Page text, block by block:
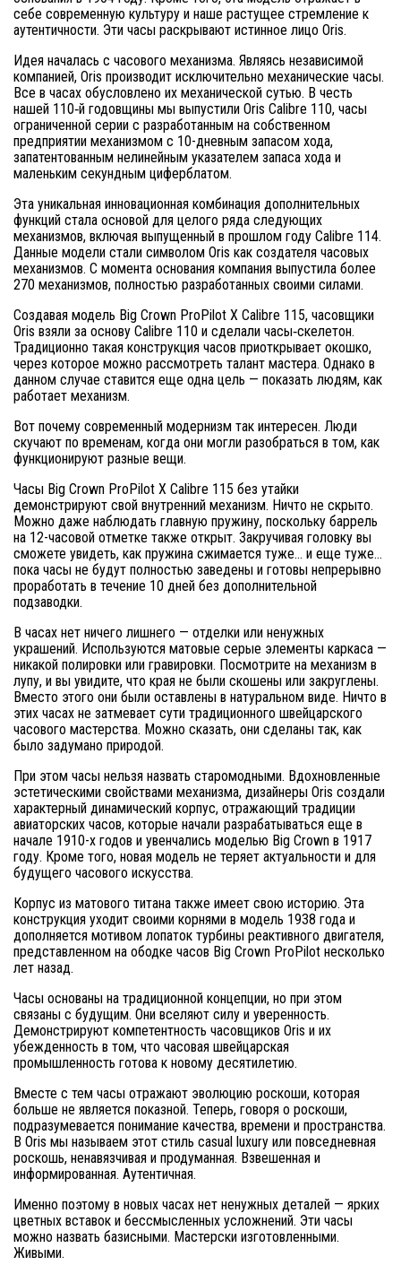
себе современную культуру и наше растущее стремление к
аутентичности. Эти часы раскрывают истинное лицо Oris.
Идея началась с часового механизма. Являясь независимой
компанией, Oris производит исключительно механические часы.
Все в часах обусловлено их механической сутью. В честь
нашей 110‑й годовщины мы выпустили Oris Calibre 110, часы
ограниченной серии с разработанным на собственном
предприятии механизмом с 10-дневным запасом хода,
запатентованным нелинейным указателем запаса хода и
маленьким секундным циферблатом.
Эта уникальная инновационная комбинация дополнительных
функций стала основой для целого ряда следующих
механизмов, включая выпущенный в прошлом году Calibre 114.
Данные модели стали символом Oris как создателя часовых
механизмов. С момента основания компания выпустила более
270 механизмов, полностью разработанных своими силами.
Создавая модель Big Crown ProPilot X Calibre 115, часовщики
Oris взяли за основу Calibre 110 и сделали часы‑скелетон.
Традиционно такая конструкция часов приоткрывает окошко,
через которое можно рассмотреть талант мастера. Однако в
данном случае ставится еще одна цель — показать людям, как
работает механизм.
Вот почему современный модернизм так интересен. Люди
скучают по временам, когда они могли разобраться в том, как
функционируют разные вещи.
Часы Big Crown ProPilot X Calibre 115 без утайки
демонстрируют свой внутренний механизм. Ничто не скрыто.
Можно даже наблюдать главную пружину, поскольку баррель
на 12-часовой отметке также открыт. Закручивая головку вы
сможете увидеть, как пружина сжимается туже… и еще туже…
пока часы не будут полностью заведены и готовы непрерывно
проработать в течение 10 дней без дополнительной
подзаводки.
В часах нет ничего лишнего — отделки или ненужных
украшений. Используются матовые серые элементы каркаса —
никакой полировки или гравировки. Посмотрите на механизм в
лупу, и вы увидите, что края не были скошены или закруглены.
Вместо этого они были оставлены в натуральном виде. Ничто в
этих часах не затмевает сути традиционного швейцарского
часового мастерства. Можно сказать, они сделаны так, как
было задумано природой.
При этом часы нельзя назвать старомодными. Вдохновленные
эстетическими свойствами механизма, дизайнеры Oris создали
характерный динамический корпус, отражающий традиции
авиаторских часов, которые начали разрабатываться еще в
начале 1910-х годов и увенчались моделью Big Crown в 1917
году. Кроме того, новая модель не теряет актуальности и для
будущего часового искусства.
Корпус из матового титана также имеет свою историю. Эта
конструкция уходит своими корнями в модель 1938 года и
дополняется мотивом лопаток турбины реактивного двигателя,
представленном на ободке часов Big Crown ProPilot несколько
лет назад.
Часы основаны на традиционной концепции, но при этом
связаны с будущим. Они вселяют силу и уверенность.
Демонстрируют компетентность часовщиков Oris и их
убежденность в том, что часовая швейцарская
промышленность готова к новому десятилетию.
Вместе с тем часы отражают эволюцию роскоши, которая
больше не является показной. Теперь, говоря о роскоши,
подразумевается понимание качества, времени и пространства.
В Oris мы называем этот стиль casual luxury или повседневная
роскошь, ненавязчивая и продуманная. Взвешенная и
информированная. Аутентичная.
Именно поэтому в новых часах нет ненужных деталей — ярких
цветных вставок и бессмысленных усложнений. Эти часы
можно назвать базисными. Мастерски изготовленными.
Живыми.